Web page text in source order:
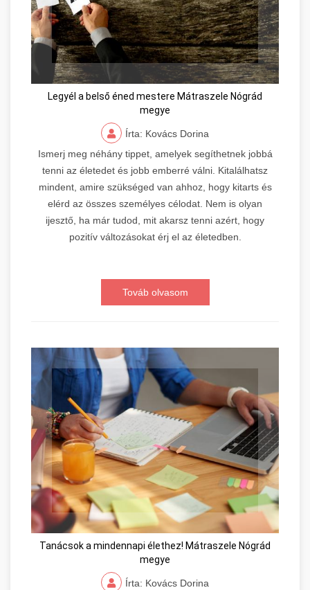
Legyél a belső éned mestere Mátraszele Nógrád
megye
Írta: Kovács Dorina
Ismerj meg néhány tippet, amelyek segíthetnek jobbá
tenni az életedet és jobb emberré válni. Kitalálhatsz
mindent, amire szükséged van ahhoz, hogy kitarts és
elérd az összes személyes célodat. Nem is olyan
ijesztő, ha már tudod, mit akarsz tenni azért, hogy
pozitív változásokat érj el az életedben.
Továb olvasom
Tanácsok a mindennapi élethez! Mátraszele Nógrád
megye
Írta: Kovács Dorina